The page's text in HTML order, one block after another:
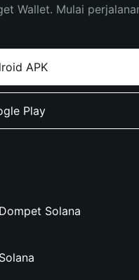
Wallet. Mulai
APK
Play
Solana